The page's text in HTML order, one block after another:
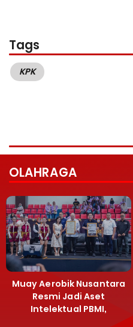
Tags
KPK
OLAHRAGA
Muay Aerobik Nusantara
Resmi Jadi Aset
Intelektual PBMI,